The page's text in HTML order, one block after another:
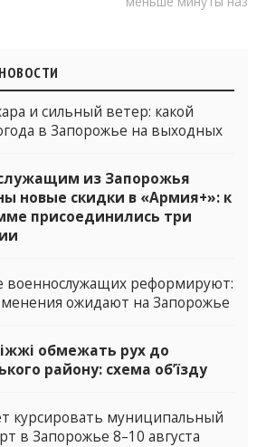
и сильный ветер: какой
в Запорожье на выходных
из Запорожья
новые скидки в «Армия+»: к
присоединились три
военнослужащих реформируют:
ожидают на Запорожье
обмежать рух до
району: схема об’їзду
курсировать муниципальный
в Запорожье 8–10 августа